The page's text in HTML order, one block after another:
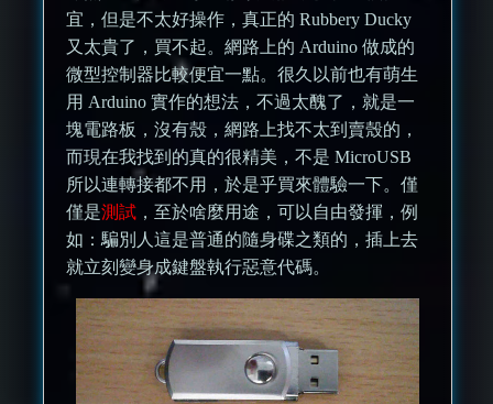
宜，但是不太好操作，真正的 Rubbery Ducky
又太貴了，買不起。網路上的 Arduino 做成的
微型控制器比較便宜一點。很久以前也有萌生
用 Arduino 實作的想法，不過太醜了，就是一
塊電路板，沒有殼，網路上找不太到賣殼的，
而現在我找到的真的很精美，不是 MicroUSB
所以連轉接都不用，於是乎買來體驗一下。僅
僅是測試 ，至於啥麼用途，可以自由發揮，例
如：騙別人這是普通的隨身碟之類的，插上去
就立刻變身成鍵盤執行惡意代碼。